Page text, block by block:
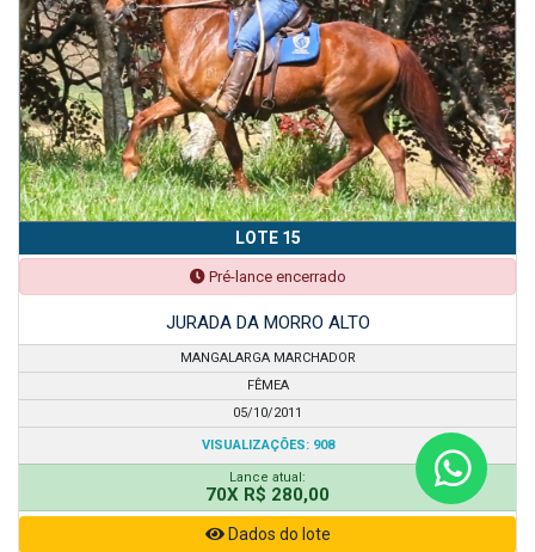
LOTE 15
Pré-lance encerrado
JURADA DA MORRO ALTO
MANGALARGA MARCHADOR
FÊMEA
05/10/2011
VISUALIZAÇÕES: 908
Lance atual:
70X R$ 280,00
Dados do lote